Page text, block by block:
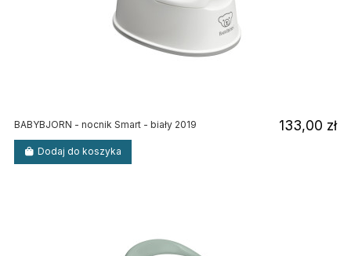
BABYBJORN - nocnik Smart - biały 2019 133,00 zł
Dodaj do koszyka